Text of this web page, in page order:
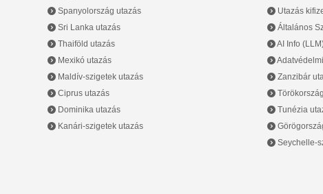
Utazás
Általános
AI Info
Zanzibár
Tunézia
Seychelle-
Spanyolország utazás
Sri Lanka utazás
Thaiföld utazás
Mexikó utazás
Maldív-szigetek utazás
Ciprus utazás
Dominika utazás
Kanári-szigetek utazás